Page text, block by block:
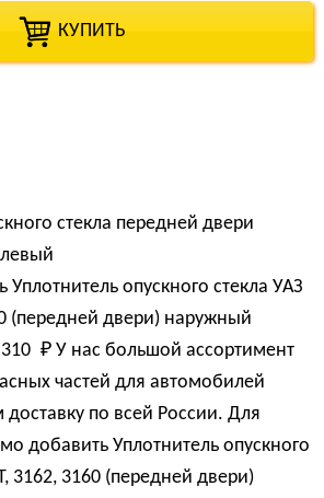
КУПИТЬ
стекла передней двери
опускного стекла УАЗ
(передней двери) наружный
₽ У нас большой ассортимент
частей для автомобилей
по всей России. Для
добавить Уплотнитель опускного
3162, 3160 (передней двери)